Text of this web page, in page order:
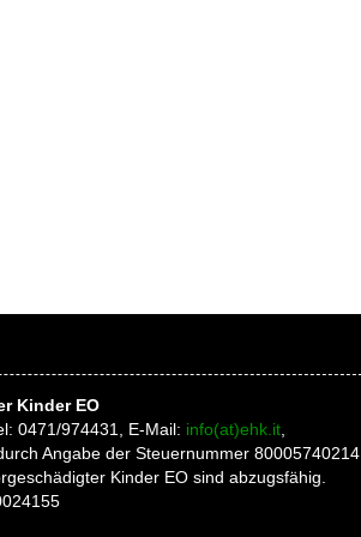
Kinder EO
0471/974431, E-Mail: info(at)ehk.it
Angabe der Steuernummer 80005740214
Kinder EO sind abzugsfähig.